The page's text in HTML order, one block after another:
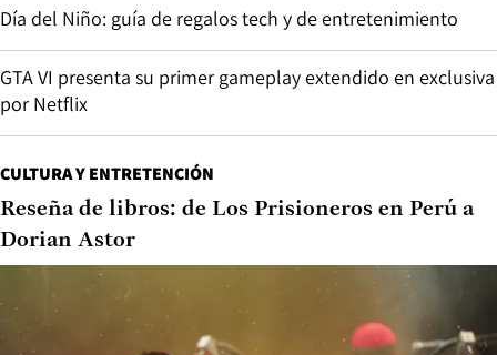
Día del Niño: guía de regalos tech y de entretenimiento
GTA VI presenta su primer gameplay extendido en exclusiva
por Netflix
CULTURA Y ENTRETENCIÓN
Reseña de libros: de Los Prisioneros en Perú a
Dorian Astor